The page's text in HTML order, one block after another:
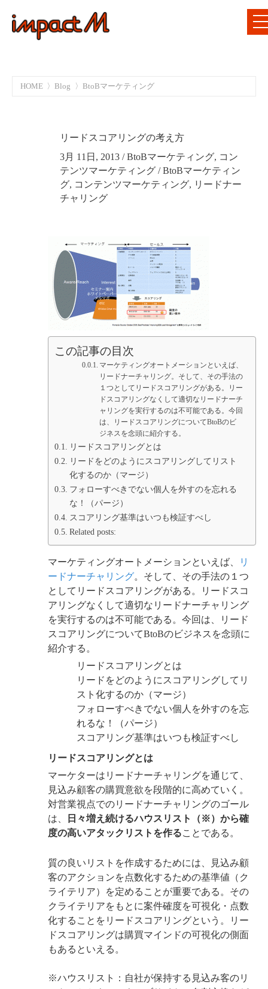
HOME Blog BtoBマーケティング
リードスコアリングの考え方
3月 11日, 2013 /BtoBマーケティング, コン
テンツマーケティング /BtoBマーケティン
グ, コンテンツマーケティング, リードナー
チャリング
この記事の目次
マーケティングオートメーションといえば、
リードナーチャリング。そして、その手法の
１つとしてリードスコアリングがある。リー
ドスコアリングなくして適切なリードナーチ
ャリングを実行するのは不可能である。今回
は、リードスコアリングについてBtoBのビ
ジネスを念頭に紹介する。
リードスコアリングとは
リードをどのようにスコアリングしてリスト
化するのか（マージ）
フォローすべきでない個人を外すのを忘れる
な！（パージ）
スコアリング基準はいつも検証すべし
Related posts:
マーケティングオートメーションといえば、
リ
ードナーチャリング。そして、その手法の１つ
としてリードスコアリングがある。リードスコ
アリングなくして適切なリードナーチャリング
を実行するのは不可能である。今回は、リード
スコアリングについてBtoBのビジネスを念頭に
紹介する。
リードスコアリングとは
リードをどのようにスコアリングしてリ
スト化するのか（マージ）
フォローすべきでない個人を外すのを忘
れるな！（パージ）
スコアリング基準はいつも検証すべし
リードスコアリングとは
マーケターはリードナーチャリングを通じて、
見込み顧客の購買意欲を段階的に高めていく。
対営業視点でのリードナーチャリングのゴール
は、
日々増え続けるハウスリスト（※）から確
度の高いアタックリストを作ることである。
質の良いリストを作成するためには、見込み顧
客のアクションを点数化するための基準値（ク
ライテリア）を定めることが重要である。その
クライテリアをもとに案件確度を可視化・点数
化することをリードスコアリングという。リー
ドスコアリングは購買マインドの可視化の側面
もあるといえる。
※ハウスリスト：自社が保持する見込み客のリ